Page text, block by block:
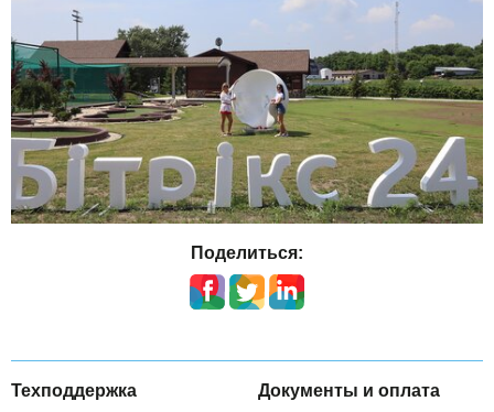
Поделиться:
Техподдержка
Документы и оплата